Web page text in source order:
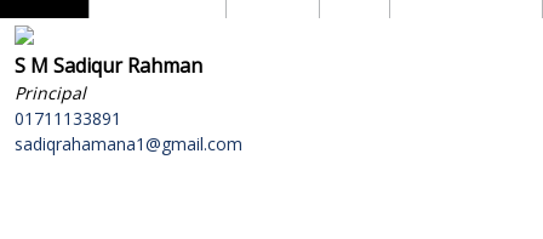
S M Sadiqur Rahman
Principal
01711133891
sadiqrahamana1@gmail.com